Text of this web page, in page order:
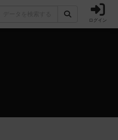
ログイン